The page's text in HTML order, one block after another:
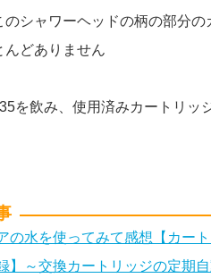
のシャワーヘッドの柄の部分
んどありません
を飲み、使用済みカートリッ
の水を使ってみて感想【カー
】～交換カートリッジの定期